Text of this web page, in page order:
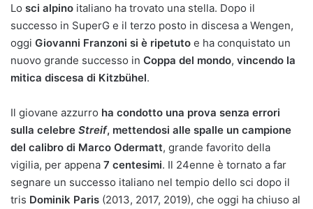
Lo sci alpino italiano ha trovato una stella. Dopo il
successo in SuperG e il terzo posto in discesa a Wengen,
oggi Giovanni Franzoni si è ripetuto e ha conquistato un
nuovo grande successo in Coppa del mondo, vincendo la
mitica discesa di Kitzbühel.
Il giovane azzurro ha condotto una prova senza errori
sulla celebre Streif, mettendosi alle spalle un campione
del calibro di Marco Odermatt, grande favorito della
vigilia, per appena 7 centesimi. Il 24enne è tornato a far
segnare un successo italiano nel tempio dello sci dopo il
tris Dominik Paris (2013, 2017, 2019), che oggi ha chiuso al